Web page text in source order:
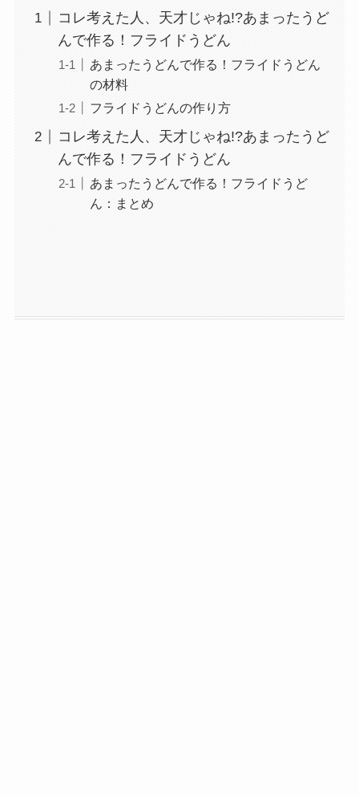
コレ考えた人、天才じゃね!?あまったうど
んで作る！フライドうどん
あまったうどんで作る！フライドうどん
の材料
フライドうどんの作り方
コレ考えた人、天才じゃね!?あまったうど
んで作る！フライドうどん
あまったうどんで作る！フライドうど
ん：まとめ